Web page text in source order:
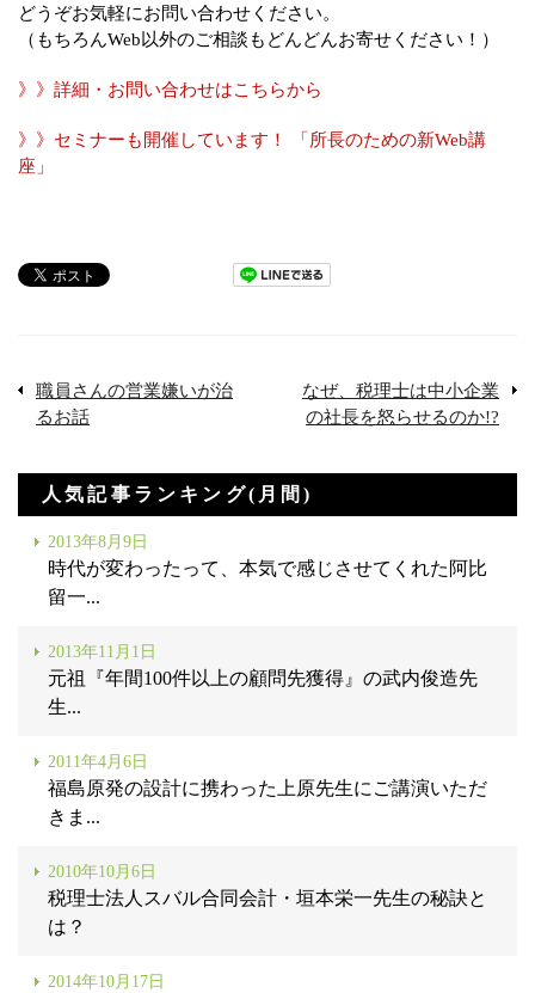
どうぞお気軽にお問い合わせください。
（もちろんWeb以外のご相談もどんどんお寄せください！）
》》詳細・お問い合わせはこちらから
》》セミナーも開催しています！ 「所長のための新Web講
座」
職員さんの営業嫌いが治
るお話
なぜ、税理士は中小企業
の社長を怒らせるのか!?
人気記事ランキング(月間)
2013年8月9日
時代が変わったって、本気で感じさせてくれた阿比
留一...
2013年11月1日
元祖『年間100件以上の顧問先獲得』の武内俊造先
生...
2011年4月6日
福島原発の設計に携わった上原先生にご講演いただ
きま...
2010年10月6日
税理士法人スバル合同会計・垣本栄一先生の秘訣と
は？
2014年10月17日